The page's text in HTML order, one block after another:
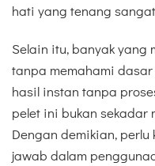
hati yang tenang
Selain itu, banyak yang
tanpa memahami
hasil instan tanpa
pelet ini bukan sekadar
Dengan demikian,
jawab dalam